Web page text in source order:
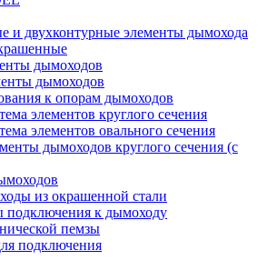
и двухконтурные элементы дымохода
дымоходов
дымоходов
к опорам дымоходов
элементов круглого сечения
элементов овального сечения
дымоходов круглого сечения (с
из окрашенной стали
подключения к дымоходу
пемзы
подключения